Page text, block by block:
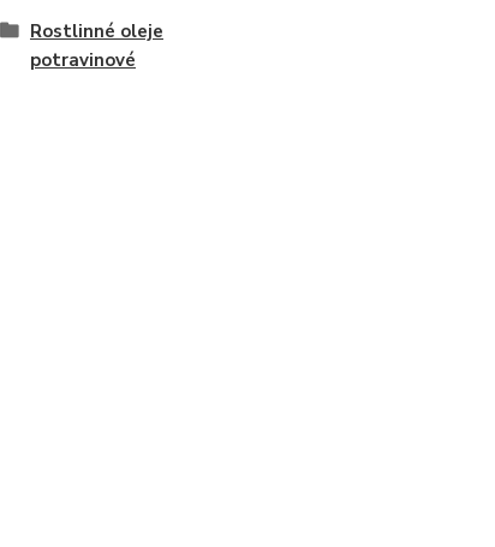
Rostlinné oleje
potravinové